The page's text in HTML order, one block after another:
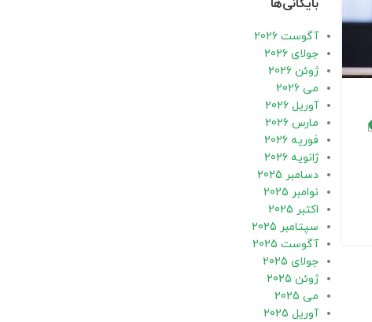
بایگانی‌ها
آگوست 2026
جولای 2026
ژوئن 2026
می 2026
آوریل 2026
مارس 2026
فوریه 2026
ژانویه 2026
دسامبر 2025
نوامبر 2025
اکتبر 2025
سپتامبر 2025
آگوست 2025
جولای 2025
ژوئن 2025
می 2025
آوریل 2025